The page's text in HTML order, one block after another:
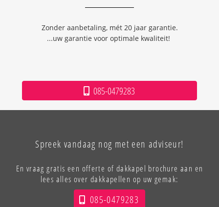
Zonder aanbetaling, mét 20 jaar garantie.
...uw garantie voor optimale kwaliteit!
085-0479283
Spreek vandaag nog met een adviseur!
En vraag gratis een offerte of dakkapel brochure aan en
lees alles over dakkapellen op uw gemak:
085-0479283